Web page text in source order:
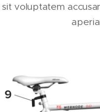
voluptatem